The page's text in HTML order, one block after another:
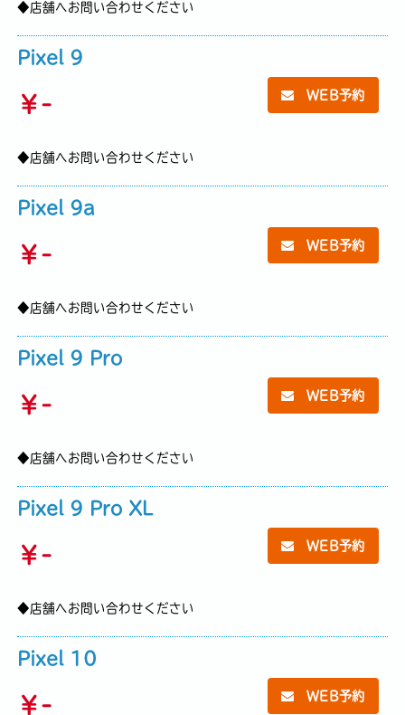
◆店舗へお問い合わせください
Pixel 9
￥ -
◆店舗へお問い合わせください
WEB予約
Pixel 9a
￥ -
◆店舗へお問い合わせください
WEB予約
Pixel 9 Pro
￥ -
◆店舗へお問い合わせください
WEB予約
Pixel 9 Pro XL
￥ -
◆店舗へお問い合わせください
WEB予約
Pixel 10
￥ - WEB予約